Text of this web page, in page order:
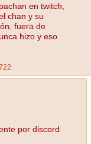
en twitch,
chan y su
fuera de
hizo y eso
por discord